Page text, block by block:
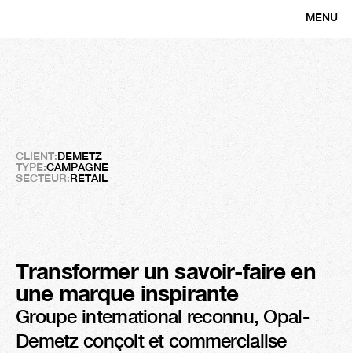
MENU
DEMETZ
Une nouvelle dimension
pour
une
marque de référence
CLIENT:DEMETZ
TYPE:CAMPAGNE
SECTEUR:RETAIL
Transformer un savoir-faire en
une marque inspirante
Groupe international reconnu, Opal-
Demetz conçoit et commercialise